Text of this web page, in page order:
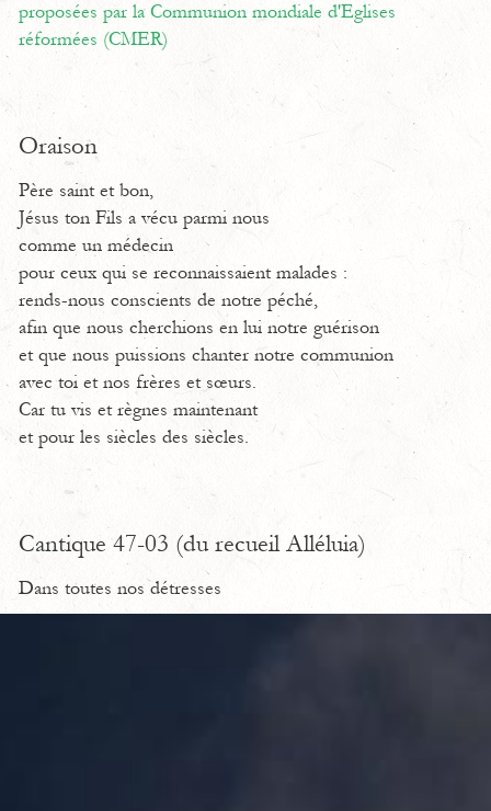
proposées par la Communion mondiale d'Eglises
réformées (CMER)
Oraison
Père saint et bon,
Jésus ton Fils a vécu parmi nous
comme un médecin
pour ceux qui se reconnaissaient malades :
rends-nous conscients de notre péché,
afin que nous cherchions en lui notre guérison
et que nous puissions chanter notre communion
avec toi et nos frères et sœurs.
Car tu vis et règnes maintenant
et pour les siècles des siècles.
Cantique 47-03 (du recueil Alléluia)
Dans toutes nos détresses